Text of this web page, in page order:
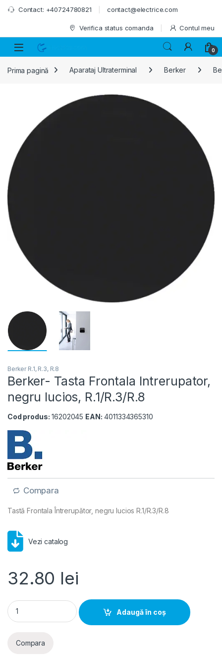
Skip to navigation
Skip to content
Contact: +40724780821 contact@electrice.com
Verifica status comanda Contul meu
0
Prima pagină Aparataj Ultraterminal Berker
Berker R.1, R.3, R.8
Berker- Tasta Frontala Intrerupator,
negru lucios, R.1/R.3/R.8
Cod produs: 16202045 EAN: 4011334365310
Compara
Tastă Frontala Întrerupător, negru lucios R.1/R.3/R.8
Vezi catalog
32.80 lei
Berker- Tasta Frontala Intrerupator, negru lucios, R.1/R.3/R.8
Adaugă în coș
Compara